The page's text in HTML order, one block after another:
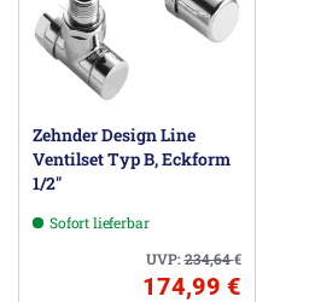
Zehnder Design Line
Ventilset Typ B, Eckform
1/2"
Sofort lieferbar
UVP:234,64€
174,99 €